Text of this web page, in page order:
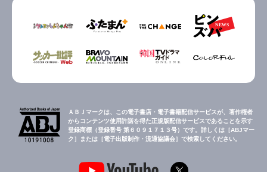
ＡＢＪマークは、この電子書店・電子書籍配信サービスが、著作権者
からコンテンツ使用許諾を得た正規版配信サービスであることを示す
登録商標（登録番号 第６０９１７１３号）です。詳しくは［ABJマー
ク］または［電子出版制作・流通協議会］で検索してください。